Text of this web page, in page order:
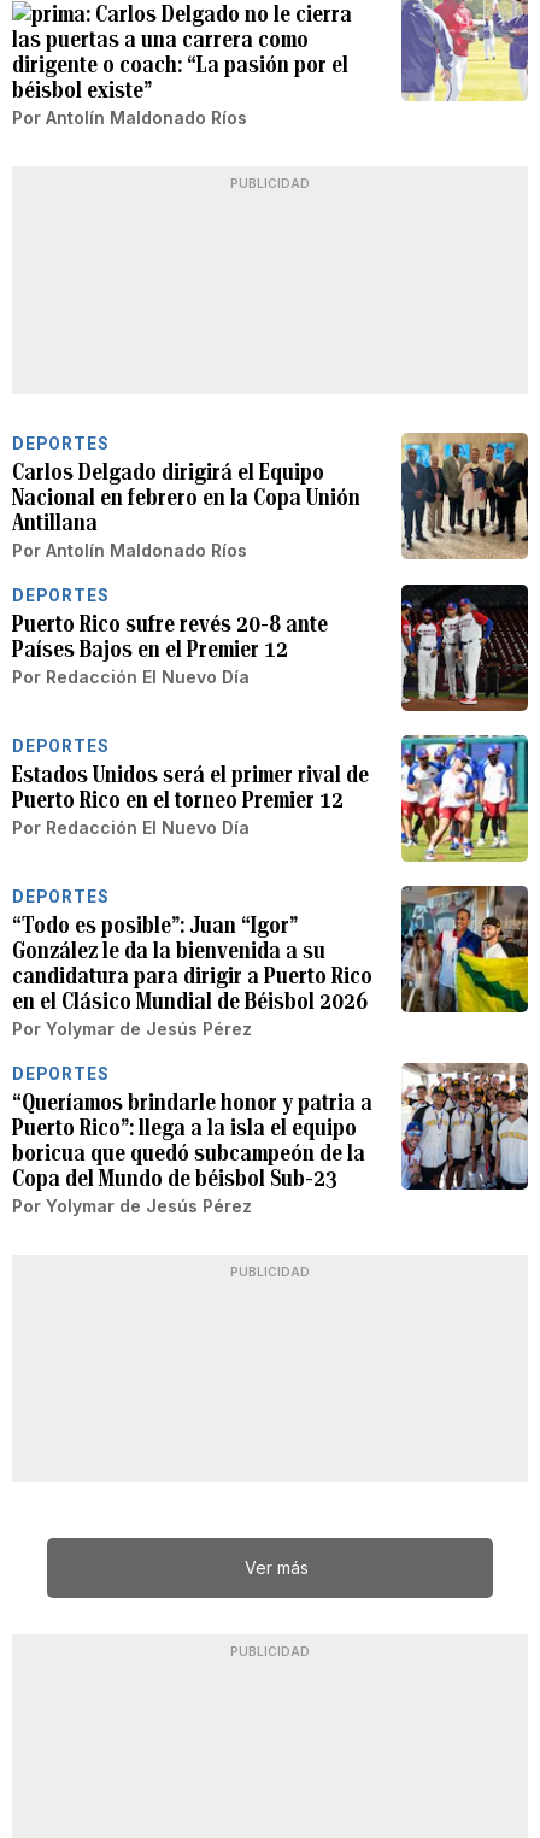
Carlos Delgado no le cierra
las puertas a una carrera como
dirigente o coach: “La pasión por el
béisbol existe”
Por Antolín Maldonado Ríos
PUBLICIDAD
DEPORTES
Carlos Delgado dirigirá el Equipo
Nacional en febrero en la Copa Unión
Antillana
Por Antolín Maldonado Ríos
DEPORTES
Puerto Rico sufre revés 20-8 ante
Países Bajos en el Premier 12
Por Redacción El Nuevo Día
DEPORTES
Estados Unidos será el primer rival de
Puerto Rico en el torneo Premier 12
Por Redacción El Nuevo Día
DEPORTES
“Todo es posible”: Juan “Igor”
González le da la bienvenida a su
candidatura para dirigir a Puerto Rico
en el Clásico Mundial de Béisbol 2026
Por Yolymar de Jesús Pérez
DEPORTES
“Queríamos brindarle honor y patria a
Puerto Rico”: llega a la isla el equipo
boricua que quedó subcampeón de la
Copa del Mundo de béisbol Sub-23
Por Yolymar de Jesús Pérez
PUBLICIDAD
Ver más
PUBLICIDAD